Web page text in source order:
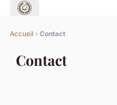
Accueil › Contact
Contact